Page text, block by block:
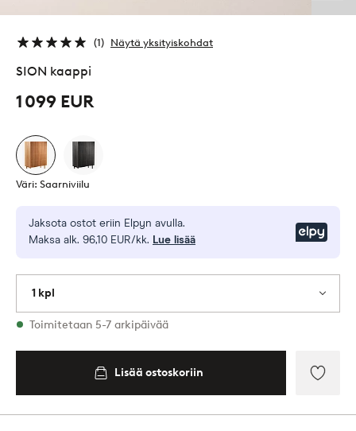
1 Näytä yksityiskohdat
SION kaappi
1 099 EUR
Väri: Saarniviilu
Jaksota ostot eriin Elpyn avulla.
Maksa alk. 96,10 EUR/kk. Lue lisää
1 kpl
Varastossa
Toimitetaan 5-7 arkipäivää
Lisää ostoskoriin